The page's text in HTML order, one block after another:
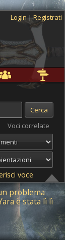
Login |Registrati
Voci correlate
voce
problema
è stata lì lì